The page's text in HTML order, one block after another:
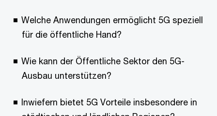
Welche Anwendungen ermöglicht 5G speziell
für die öffentliche Hand?
Wie kann der Öffentliche Sektor den 5G-
Ausbau unterstützen?
Inwiefern bietet 5G Vorteile insbesondere in